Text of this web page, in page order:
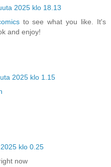
2025 klo 18.13
to see what you like. It's
and enjoy!
2025 klo 1.15
klo 0.25
now